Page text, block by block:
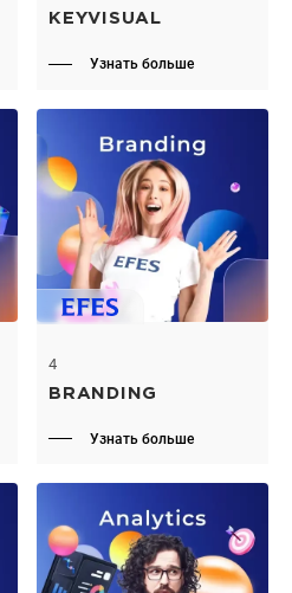
KEYVISUAL
Узнать больше
4
BRANDING
Узнать больше